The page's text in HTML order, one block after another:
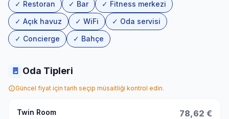
✓ Restoran ✓ Bar
✓ Fitness merkezi
✓ Açık havuz
✓ WiFi
✓ Oda servisi
✓ Concierge
✓ Bahçe
🚪 Oda Tipleri
Güncel fiyat için tarih seçip müsaitliği kontrol edin.
Twin Room 78,62 €